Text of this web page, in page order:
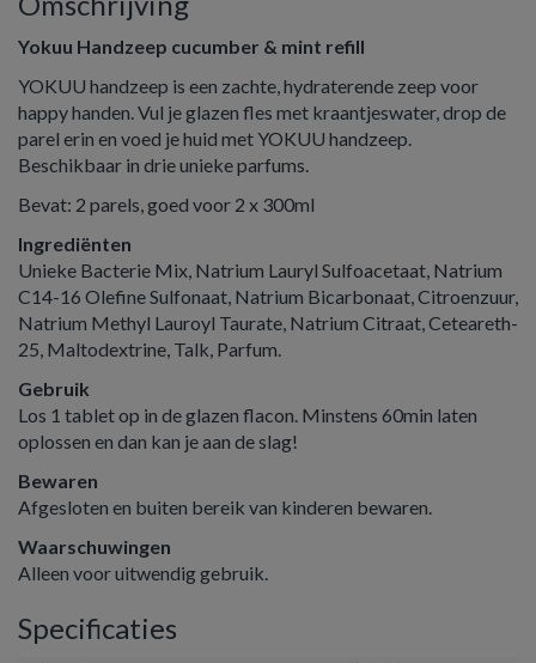
Yokuu Handzeep cucumber & mint refill
YOKUU handzeep is een zachte, hydraterende zeep voor
happy handen. Vul je glazen fles met kraantjeswater, drop de
parel erin en voed je huid met YOKUU handzeep.
Beschikbaar in drie unieke parfums.
Bevat: 2 parels, goed voor 2 x 300ml
Ingrediënten
Unieke Bacterie Mix, Natrium Lauryl Sulfoacetaat, Natrium
C14-16 Olefine Sulfonaat, Natrium Bicarbonaat, Citroenzuur,
Natrium Methyl Lauroyl Taurate, Natrium Citraat, Ceteareth-
25, Maltodextrine, Talk, Parfum.
Gebruik
Los 1 tablet op in de glazen flacon. Minstens 60min laten
oplossen en dan kan je aan de slag!
Bewaren
Afgesloten en buiten bereik van kinderen bewaren.
Waarschuwingen
Alleen voor uitwendig gebruik.
Specificaties